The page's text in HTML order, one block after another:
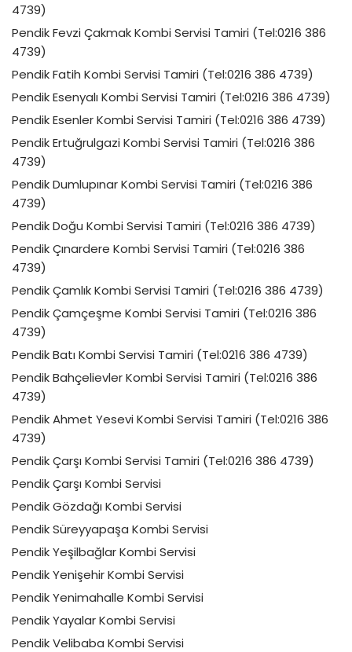
4739)
Pendik Fevzi Çakmak Kombi Servisi Tamiri (Tel:0216 386
4739)
Pendik Fatih Kombi Servisi Tamiri (Tel:0216 386 4739)
Pendik Esenyalı Kombi Servisi Tamiri (Tel:0216 386 4739)
Pendik Esenler Kombi Servisi Tamiri (Tel:0216 386 4739)
Pendik Ertuğrulgazi Kombi Servisi Tamiri (Tel:0216 386
4739)
Pendik Dumlupınar Kombi Servisi Tamiri (Tel:0216 386
4739)
Pendik Doğu Kombi Servisi Tamiri (Tel:0216 386 4739)
Pendik Çınardere Kombi Servisi Tamiri (Tel:0216 386
4739)
Pendik Çamlık Kombi Servisi Tamiri (Tel:0216 386 4739)
Pendik Çamçeşme Kombi Servisi Tamiri (Tel:0216 386
4739)
Pendik Batı Kombi Servisi Tamiri (Tel:0216 386 4739)
Pendik Bahçelievler Kombi Servisi Tamiri (Tel:0216 386
4739)
Pendik Ahmet Yesevi Kombi Servisi Tamiri (Tel:0216 386
4739)
Pendik Çarşı Kombi Servisi Tamiri (Tel:0216 386 4739)
Pendik Çarşı Kombi Servisi
Pendik Gözdağı Kombi Servisi
Pendik Süreyyapaşa Kombi Servisi
Pendik Yeşilbağlar Kombi Servisi
Pendik Yenişehir Kombi Servisi
Pendik Yenimahalle Kombi Servisi
Pendik Yayalar Kombi Servisi
Pendik Velibaba Kombi Servisi